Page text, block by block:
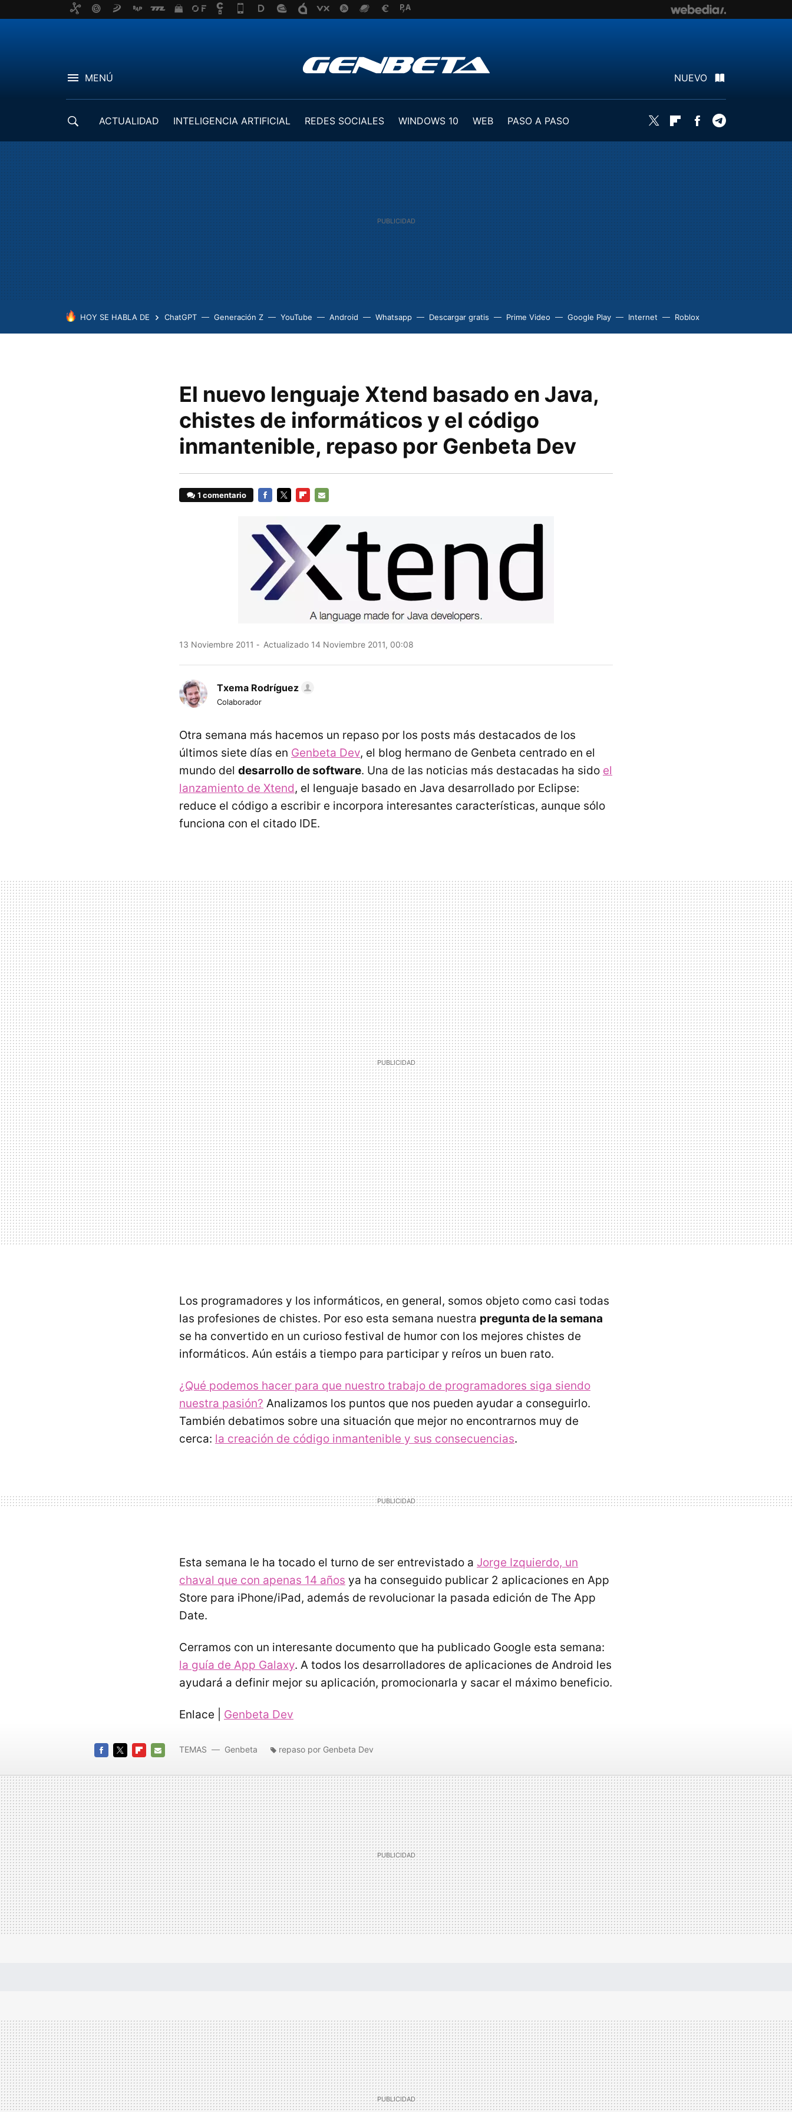
MENÚ NUEVO
ACTUALIDAD INTELIGENCIA ARTIFICIAL REDES SOCIALES WINDOWS 10 WEB
PASO A PASO
Twitter FlipboardFacebook
HOY SE HABLA DE ChatGPT Generación Z YouTube Android Whatsapp Descargar gratis Prime Video Google Play Internet Roblox
El nuevo lenguaje Xtend basado en Java,
chistes de informáticos y el código
inmantenible, repaso por Genbeta Dev
1 comentario
MAIL
13 Noviembre 2011 Actualizado 14 Noviembre 2011, 00:08
Txema Rodríguez
Colaborador
Otra semana más hacemos un repaso por los posts más destacados de los
últimos siete días en Genbeta Dev, el blog hermano de Genbeta centrado en el
mundo del desarrollo de software. Una de las noticias más destacadas ha sido el
lanzamiento de Xtend, el lenguaje basado en Java desarrollado por Eclipse:
reduce el código a escribir e incorpora interesantes características, aunque sólo
funciona con el citado IDE.
Los programadores y los informáticos, en general, somos objeto como casi todas
las profesiones de chistes. Por eso esta semana nuestra pregunta de la semana
se ha convertido en un curioso festival de humor con los mejores chistes de
informáticos. Aún estáis a tiempo para participar y reíros un buen rato.
¿Qué podemos hacer para que nuestro trabajo de programadores siga siendo
nuestra pasión? Analizamos los puntos que nos pueden ayudar a conseguirlo.
También debatimos sobre una situación que mejor no encontrarnos muy de
cerca: la creación de código inmantenible y sus consecuencias.
Esta semana le ha tocado el turno de ser entrevistado a Jorge Izquierdo, un
chaval que con apenas 14 años ya ha conseguido publicar 2 aplicaciones en App
Store para iPhone/iPad, además de revolucionar la pasada edición de The App
Date.
Cerramos con un interesante documento que ha publicado Google esta semana:
la guía de App Galaxy. A todos los desarrolladores de aplicaciones de Android les
ayudará a definir mejor su aplicación, promocionarla y sacar el máximo beneficio.
Enlace | Genbeta Dev
MAIL
TEMAS Genbeta repaso por Genbeta Dev